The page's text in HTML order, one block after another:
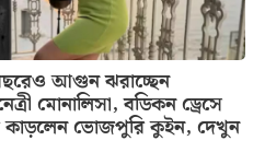
আগুন ঝরাচ্ছেন
মোনালিসা, বডিকন ড্রেসে
ভোজপুরি কুইন, দেখুন